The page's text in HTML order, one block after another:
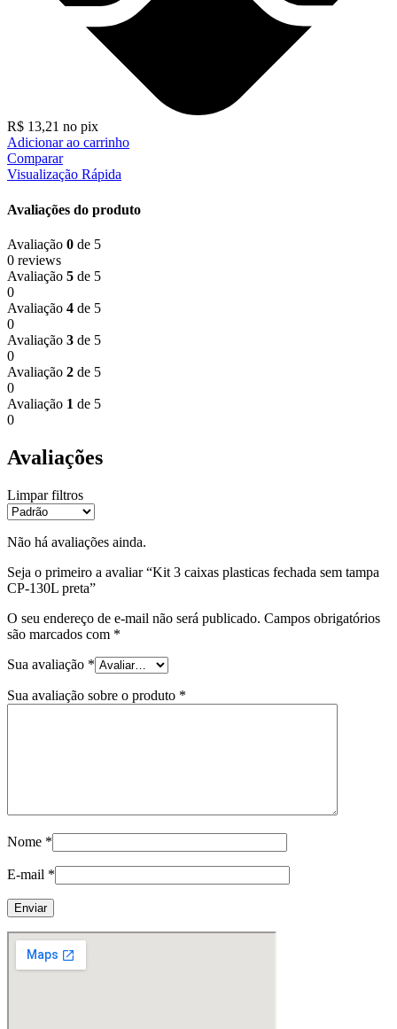
R$ 13,21 no pix
Adicionar ao carrinho
Comparar
Visualização Rápida
Avaliações do produto
Avaliação 0 de 5
0 reviews
Avaliação 5 de 5
0
Avaliação 4 de 5
0
Avaliação 3 de 5
0
Avaliação 2 de 5
0
Avaliação 1 de 5
0
Avaliações
Limpar filtros
Não há avaliações ainda.
Seja o primeiro a avaliar “Kit 3 caixas plasticas fechada sem tampa
CP-130L preta”
O seu endereço de e-mail não será publicado. Campos obrigatórios
são marcados com *
Sua avaliação *
Sua avaliação sobre o produto *
Nome *
E-mail *